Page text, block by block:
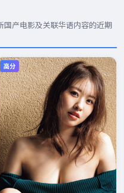
国产电影及关联华语内容的近期
高分